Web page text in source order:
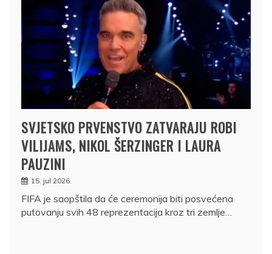
SVJETSKO PRVENSTVO ZATVARAJU ROBI
VILIJAMS, NIKOL ŠERZINGER I LAURA
PAUZINI
15. jul 2026.
FIFA je saopštila da će ceremonija biti posvećena
putovanju svih 48 reprezentacija kroz tri zemlje…